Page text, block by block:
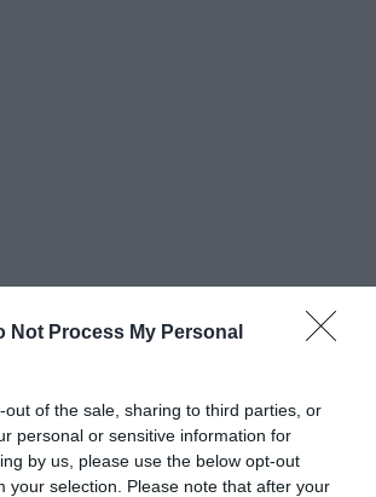
Not Process My Personal
out of the sale, sharing to third parties, or
personal or sensitive information for
by us, please use the below opt-out
your selection. Please note that after your